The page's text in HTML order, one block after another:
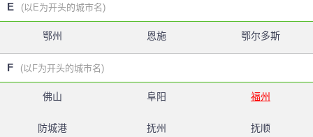
E (以E为开头的城市名)
鄂州 恩施 鄂尔多斯
F (以F为开头的城市名)
佛山 阜阳 福州
防城港 抚州 抚顺